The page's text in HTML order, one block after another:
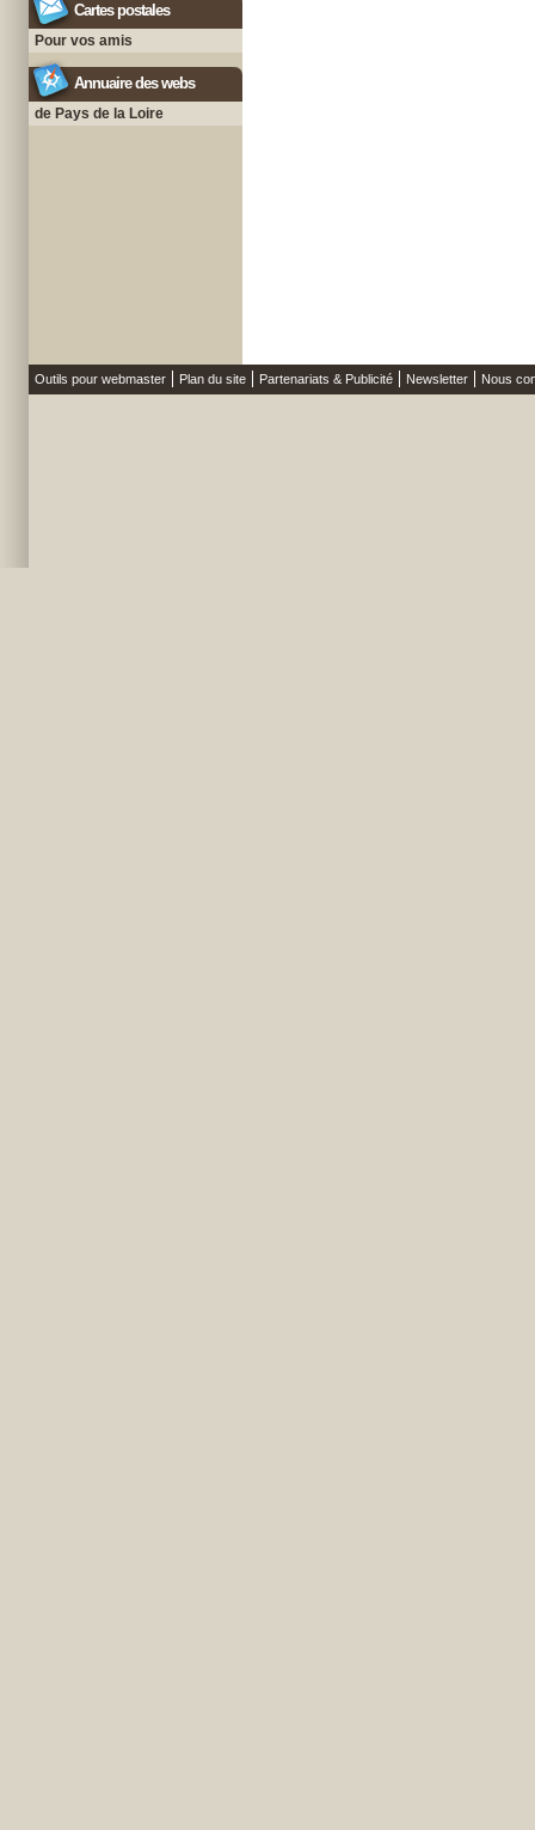
Cartes postales
Pour vos amis
Annuaire des webs
de Pays de la Loire
Outils pour webmaster Plan du site Partenariats & Publicité Newsletter Nous